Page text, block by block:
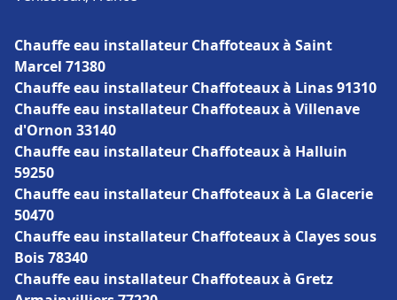
Chauffe eau installateur Chaffoteaux à Saint
Marcel 71380
Chauffe eau installateur Chaffoteaux à Linas 91310
Chauffe eau installateur Chaffoteaux à Villenave
d'Ornon 33140
Chauffe eau installateur Chaffoteaux à Halluin
59250
Chauffe eau installateur Chaffoteaux à La Glacerie
50470
Chauffe eau installateur Chaffoteaux à Clayes sous
Bois 78340
Chauffe eau installateur Chaffoteaux à Gretz